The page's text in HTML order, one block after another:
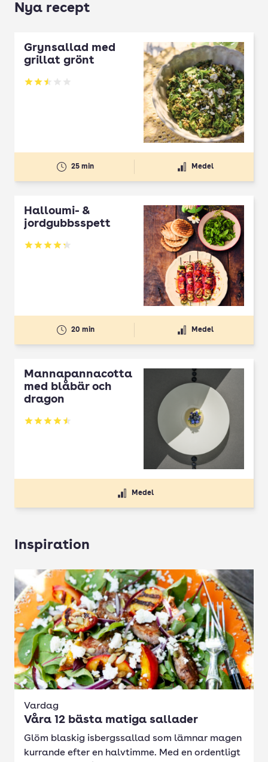
Nya recept
Grynsallad med
grillat grönt
Betyg: 2.5 av 5
25 min Medel
Halloumi- &
jordgubbsspett
Betyg: 4.3 av 5
20 min Medel
Mannapannacotta
med blåbär och
dragon
Betyg: 4.5 av 5
Medel
Inspiration
Vardag
Våra 12 bästa matiga sallader
Glöm blaskig isbergssallad som lämnar magen
kurrande efter en halvtimme. Med en ordentligt